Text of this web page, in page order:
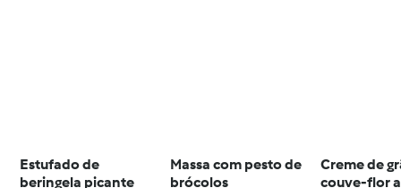
Estufado de
beringela picante
Massa com pesto de
brócolos
Creme de
couve-flor